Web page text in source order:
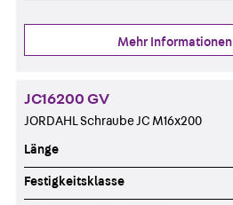
Mehr Informationen
JC16200 GV
JORDAHL Schraube JC M16x200
Länge
Festigkeitsklasse